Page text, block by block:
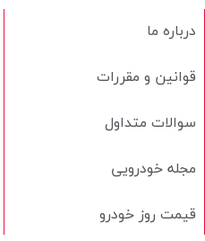
درباره ما
قوانین و مقررات
سوالات متداول
مجله خودرویی
قیمت روز خودرو